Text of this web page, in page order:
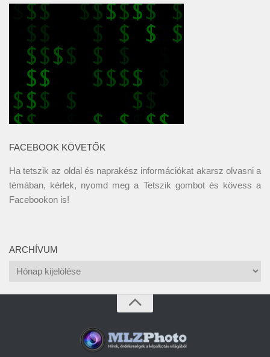
FACEBOOK KÖVETŐK
Ha tetszik az oldal és naprakész információkat akarsz olvasni a
témában, kérlek, nyomd meg a Tetszik gombot és kövess a
Facebookon is!
ARCHÍVUM
Archívum